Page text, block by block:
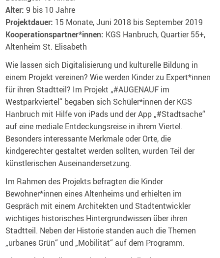
Alter:9 bis 10 Jahre
Projektdauer: 15 Monate, Juni 2018 bis September 2019
Kooperationspartner*innen: KGS Hanbruch, Quartier 55+,
Altenheim St. Elisabeth
Wie lassen sich Digitalisierung und kulturelle Bildung in
einem Projekt vereinen? Wie werden Kinder zu Expert*innen
für ihren Stadtteil? Im Projekt „#AUGENAUF im
Westparkviertel“ begaben sich Schüler*innen der KGS
Hanbruch mit Hilfe von iPads und der App „#Stadtsache“
auf eine mediale Entdeckungsreise in ihrem Viertel.
Besonders interessante Merkmale oder Orte, die
kindgerechter gestaltet werden sollten, wurden Teil der
künstlerischen Auseinandersetzung.
Im Rahmen des Projekts befragten die Kinder
Bewohner*innen eines Altenheims und erhielten im
Gespräch mit einem Architekten und Stadtentwickler
wichtiges historisches Hintergrundwissen über ihren
Stadtteil. Neben der Historie standen auch die Themen
„urbanes Grün“ und „Mobilität“ auf dem Programm.